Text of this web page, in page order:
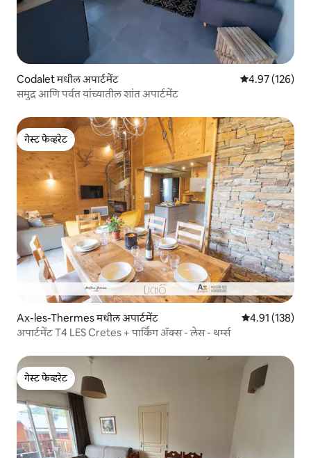
Codalet मधील अपार्टमेंट 5 पैकी 4.97
4.97 (126)
समुद्र आणि पर्वत यांच्यातील शांत अपार्टमेंट
गेस्ट फेव्हरेट
गेस्ट फेव्हरेट
Ax-les-Thermes मधील अपार्टमेंट 5 पैकी 4.91
4.91 (138)
अपार्टमेंट T4 LES Cretes + पार्किंग ॲक्स - लेस - थर्म्स
गेस्ट फेव्हरेट
गेस्ट फेव्हरेट